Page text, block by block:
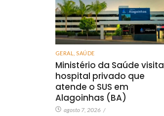
GERAL SAÚDE
Ministério da Saúde visita
hospital privado que
atende o SUS em
Alagoinhas (BA)
agosto 7, 2026 /